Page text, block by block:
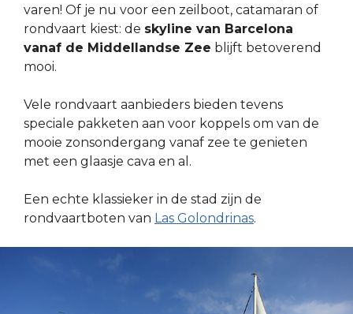
varen! Of je nu voor een zeilboot, catamaran of
rondvaart kiest: de skyline van Barcelona
vanaf de Middellandse Zee blijft betoverend
mooi.
Vele rondvaart aanbieders bieden tevens
speciale pakketen aan voor koppels om van de
mooie zonsondergang vanaf zee te genieten
met een glaasje cava en al.
Een echte klassieker in de stad zijn de
rondvaartboten van Las Golondrinas.